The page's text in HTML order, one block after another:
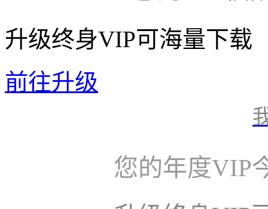
升级终身VIP可海量下载
前往升级
您的年度VIP